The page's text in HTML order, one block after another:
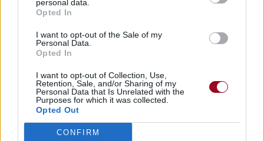
personal data.
Opted In
I want to opt-out of the Sale of my
Personal Data.
Opted In
I want to opt-out of Collection, Use,
Retention, Sale, and/or Sharing of my
Personal Data that Is Unrelated with the
Purposes for which it was collected.
Opted Out
CONFIRM